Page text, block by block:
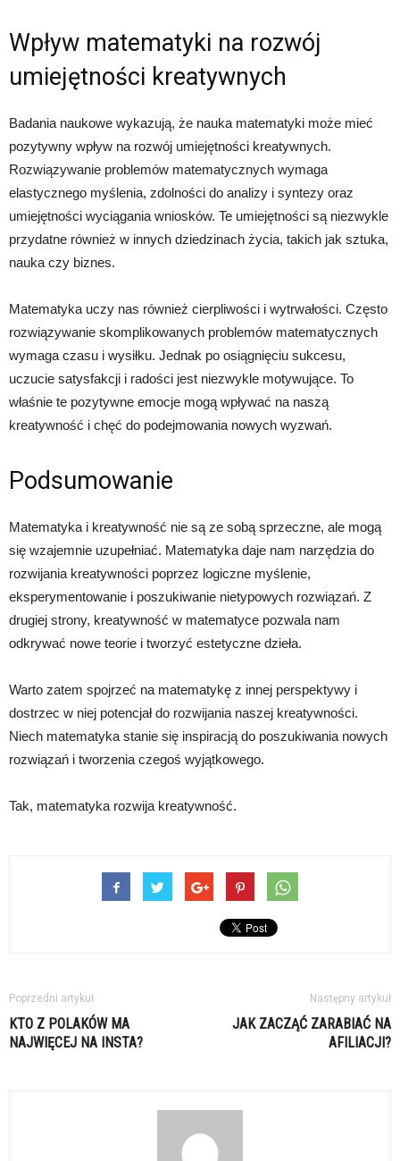
Wpływ matematyki na rozwój
umiejętności kreatywnych
Badania naukowe wykazują, że nauka matematyki może mieć
pozytywny wpływ na rozwój umiejętności kreatywnych.
Rozwiązywanie problemów matematycznych wymaga
elastycznego myślenia, zdolności do analizy i syntezy oraz
umiejętności wyciągania wniosków. Te umiejętności są niezwykle
przydatne również w innych dziedzinach życia, takich jak sztuka,
nauka czy biznes.
Matematyka uczy nas również cierpliwości i wytrwałości. Często
rozwiązywanie skomplikowanych problemów matematycznych
wymaga czasu i wysiłku. Jednak po osiągnięciu sukcesu,
uczucie satysfakcji i radości jest niezwykle motywujące. To
właśnie te pozytywne emocje mogą wpływać na naszą
kreatywność i chęć do podejmowania nowych wyzwań.
Podsumowanie
Matematyka i kreatywność nie są ze sobą sprzeczne, ale mogą
się wzajemnie uzupełniać. Matematyka daje nam narzędzia do
rozwijania kreatywności poprzez logiczne myślenie,
eksperymentowanie i poszukiwanie nietypowych rozwiązań. Z
drugiej strony, kreatywność w matematyce pozwala nam
odkrywać nowe teorie i tworzyć estetyczne dzieła.
Warto zatem spojrzeć na matematykę z innej perspektywy i
dostrzec w niej potencjał do rozwijania naszej kreatywności.
Niech matematyka stanie się inspiracją do poszukiwania nowych
rozwiązań i tworzenia czegoś wyjątkowego.
Tak, matematyka rozwija kreatywność.
Poprzedni artykuł
KTO Z POLAKÓW MA
NAJWIĘCEJ NA INSTA?
Następny artykuł
JAK ZACZĄĆ ZARABIAĆ NA
AFILIACJI?